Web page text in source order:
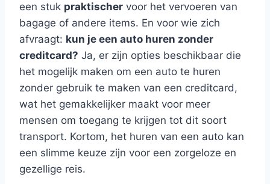
een stuk praktischer voor het vervoeren van
bagage of andere items. En voor wie zich
afvraagt: kun je een auto huren zonder
creditcard? Ja, er zijn opties beschikbaar die
het mogelijk maken om een auto te huren
zonder gebruik te maken van een creditcard,
wat het gemakkelijker maakt voor meer
mensen om toegang te krijgen tot dit soort
transport. Kortom, het huren van een auto kan
een slimme keuze zijn voor een zorgeloze en
gezellige reis.